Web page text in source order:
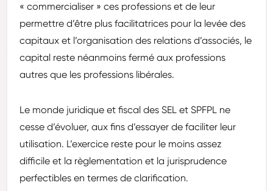
« commercialiser » ces professions et de leur
permettre d’être plus facilitatrices pour la levée des
capitaux et l’organisation des relations d’associés, le
capital reste néanmoins fermé aux professions
autres que les professions libérales.
Le monde juridique et fiscal des SEL et SPFPL ne
cesse d’évoluer, aux fins d’essayer de faciliter leur
utilisation. L’exercice reste pour le moins assez
difficile et la règlementation et la jurisprudence
perfectibles en termes de clarification.